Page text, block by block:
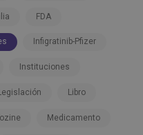
FDA
Infigratinib-Pfizer
Instituciones
Libro
Medicamento